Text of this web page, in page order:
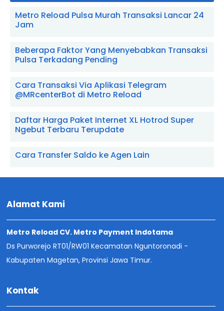
Metro Reload Pulsa Murah Transaksi Lancar 24
Jam
Beberapa Faktor Yang Menyebabkan Transaksi
Pulsa Terkadang Pending
Cara Transaksi Via Aplikasi Telegram
@MRcenterBot di Metro Reload
Daftar Harga Paket Internet XL Hotrod Super
Ngebut Terbaru Terupdate
Cara Transfer Saldo ke Agen Lain
Alamat Kami
Metro Reload CV. Metro Payment Indotama
Ds Purworejo RT01/RW01 Kecamatan Nguntoronadi -
Kabupaten Magetan, Provinsi Jawa Timur.
Kontak